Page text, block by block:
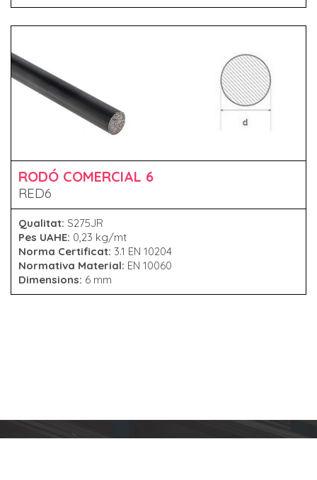
RODÓ COMERCIAL 6
RED6
Qualitat: S275JR
Pes UAHE: 0,23 kg/mt
Norma Certificat: 3.1 EN 10204
Normativa Material: EN 10060
Dimensions: 6 mm